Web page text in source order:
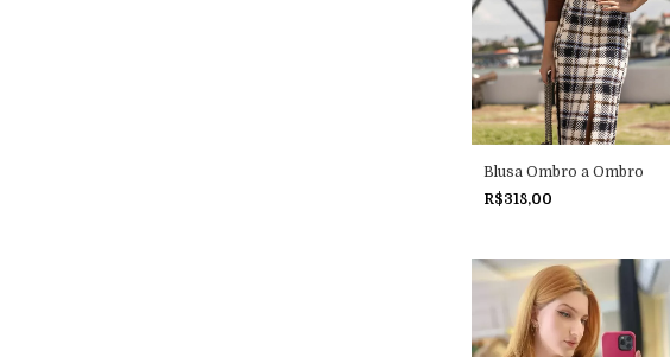
Blusa Ombro a Ombro
R$318,00